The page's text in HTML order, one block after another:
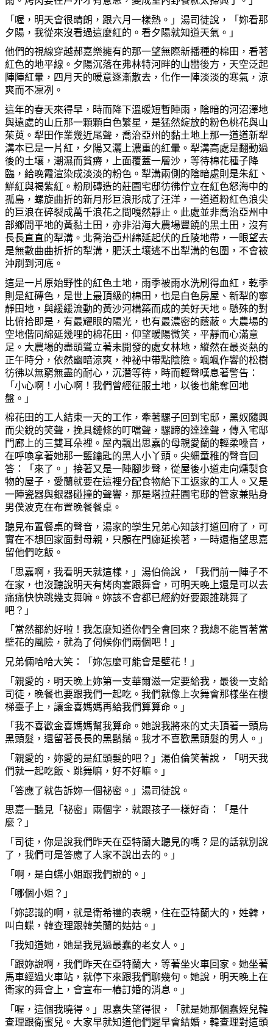
「喔，明天會很晴朗，跟六月一樣熱。」湯司徒說，「 妳看那
夕陽，我從來沒看過這麼紅的。看夕陽就知道天氣。」
他們的視線穿越郝嘉樂擁有的那一望無際新播種的棉田，看著
紅色的地平線。夕陽沉落在弗林特河畔的山巒後方，天空泛起
陣陣紅暈，四月天的暖意逐漸散去，化作一陣淡淡的寒氣，涼
爽而不凜冽。
這年的春天來得早，時而降下溫暖短暫陣雨，陰暗的河沼澤地
與遠處的山丘那一顆顆白色繁星，是猛然綻放的粉色桃花與山
茱萸。犁田作業幾近尾聲，喬治亞州的黏土地上那一道道新犁
溝本已是一片紅，夕陽又灑上濃重的紅暈。犁溝高處是翻動過
後的土壤，潮濕而貧瘠，上面覆蓋一層沙，等待棉花種子降
臨，給晚霞渲染成淡淡的粉色。犁溝兩側的陰暗處則是朱紅、
鮮紅與褐紫紅。粉刷磚造的莊園宅邸彷彿佇立在紅色怒海中的
孤島，螺旋曲折的新月形巨浪形成了汪洋，一道道粉紅色浪尖
的巨浪在碎裂成萬千浪花之間嘎然靜止。此處並非喬治亞州中
部鄉間平地的黃黏土田，亦非沿海大農場豐饒的黑土田，沒有
長長直直的犁溝。北喬治亞州綿延起伏的丘陵地帶，一眼望去
是無數曲曲折折的犁溝，肥沃土壤逃不出犁溝的包圍，不會被
沖刷到河底。
這是一片原始野性的紅色土地，雨季被雨水洗刷得血紅，乾季
則是紅磚色，是世上最頂級的棉田，也是白色房屋、新犁的寧
靜田地，與緩緩流動的黃沙河構築而成的美好天地。懸殊的對
比俯拾即是，有最耀眼的陽光，也有最濃密的蔭蔽。大農場的
空地偕同綿延幾哩的棉花田，仰望暖陽微笑，平靜而心滿意
足。大農場的盡頭聳立著未開發的處女林地，縱然在最炎熱的
正午時分，依然幽暗涼爽，神祕中帶點陰險。颯颯作響的松樹
彷彿以無窮無盡的耐心，沉潛等待，時而輕聲嘆息著警告：
「小心啊 ！小心啊 ！我們曾經征服土地，以後也能奪回地
盤。」
棉花田的工人結束一天的工作，牽著騾子回到宅邸，黑奴隨興
而尖銳的笑聲，挽具鏈條的叮噹聲，騾蹄的達達聲，傳入宅邸
門廊上的三雙耳朵裡。屋內飄出思嘉的母親愛蘭的輕柔嗓音，
在呼喚拿著她那一籃鑰匙的黑人小丫頭。尖細童稚的聲音回
答：「來了。」接著又是一陣腳步聲，從屋後小道走向燻製食
物的屋子，愛蘭就要在這裡分配食物給下工返家的工人。又是
一陣瓷器與銀器碰撞的聲響，那是塔拉莊園宅邸的管家兼貼身
男僕波克在布置晚餐餐桌 。
聽見布置餐桌的聲音，湯家的孿生兄弟心知該打道回府了，可
實在不想回家面對母親，只顧在門廊延挨著，一時還指望思嘉
留他們吃飯。
「思嘉啊 ，我看明天就這樣，」湯伯倫說，「我們前一陣子不
在家，也沒聽說明天有烤肉宴跟舞會，可明天晚 上還是可以去
痛痛快快跳幾支舞嘛 。 妳該不會都已經約好要跟誰跳舞了
吧 ？」
「當然都約好啦 ！我怎麼知道你們全會回來？我總不能冒著當
壁花的風險，就為了伺候你們兩個吧 ！」
兄弟倆哈哈大笑：「 妳怎麼可能會是壁花！」
「親愛的，明天晚 上妳第一支華爾滋一定要給我，最後一支給
司徒， 晚餐也要跟我們一起吃。我們就像上次舞會那樣坐在樓
梯臺子上，讓金喜媽媽再給我們算算命。」
「我不喜歡金喜媽媽幫我算命。 她說我將來的丈夫頂著一頭烏
黑頭髮，還留著長長的黑鬍鬚。我才不喜歡黑頭髮的男人。」
「親愛的， 妳愛的是紅頭髮的吧 ？」湯伯倫笑著說，「明天我
們就一起吃飯、跳舞嘛 ，好不好嘛 。」
「答應了就告訴妳一個祕密。」湯司徒說。
思嘉一聽見「祕密」兩個字，就跟孩子一樣好奇：「是什
麼 ？」
「司徒， 你是說我們昨天在亞特蘭大聽見的嗎 ？是的話就別說
了，我們可是答應了人家不說出去的。」
「 啊 ，是白蝶小姐跟我們說的。」
「 哪個小姐？」
「 妳認識的啊 ，就是衛希禮的表親，住在亞特蘭大的，姓韓，
叫白蝶，韓查理跟韓美蘭的姑姑。」
「我知道她 ， 她是我見過最蠢的老女人。」
「跟妳說啊 ，我們昨天在亞特蘭大，等著坐火車回家。 她坐著
馬車經過火車站，就停下來跟我們聊幾句。 她說，明天晚 上在
衛家的舞會上，會宣布一樁訂婚的消息。」
「喔，這個我曉得。」思嘉失望得很，「就是她那個蠢姪兒韓
查理跟衛蜜兒。大家早就知道他們遲早會結婚，韓查理對這頭